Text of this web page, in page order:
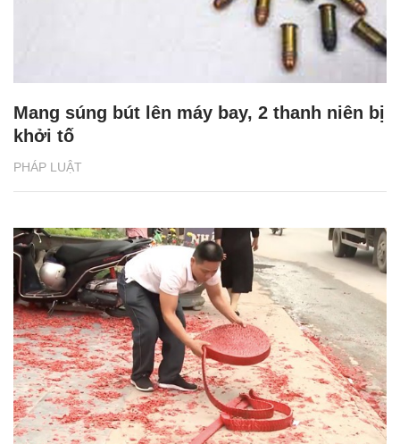
PHÁP LUẬT
Mang súng bút lên máy bay, 2 thanh niên bị
khởi tố